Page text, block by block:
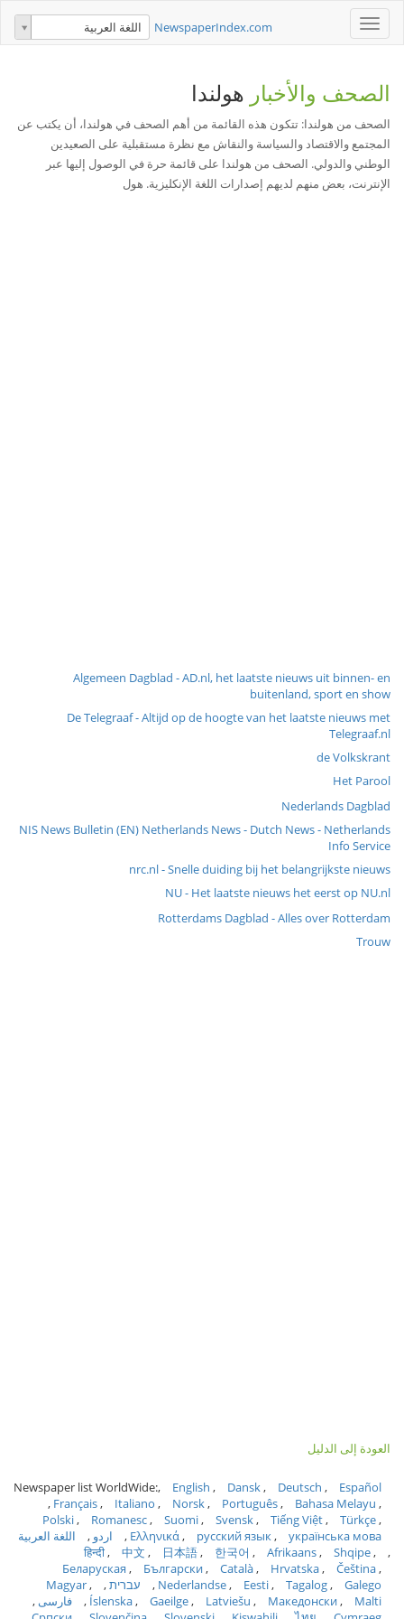
Toggle
navigation
NewspaperIndex.com اللغة العربية
الصحف والأخبار هولندا
الصحف من هولندا: تتكون هذه القائمة من أهم الصحف في هولندا، أن يكتب عن
المجتمع والاقتصاد والسياسة والنقاش مع نظرة مستقبلية على الصعيدين
الوطني والدولي. الصحف من هولندا على قائمة حرة في الوصول إليها عبر
الإنترنت، بعض منهم لديهم إصدارات اللغة الإنكليزية. هول
Algemeen Dagblad - AD.nl, het laatste nieuws uit binnen- en
buitenland, sport en show
De Telegraaf - Altijd op de hoogte van het laatste nieuws met
Telegraaf.nl
de Volkskrant
Het Parool
Nederlands Dagblad
NIS News Bulletin (EN) Netherlands News - Dutch News - Netherlands
Info Service
nrc.nl - Snelle duiding bij het belangrijkste nieuws
NU - Het laatste nieuws het eerst op NU.nl
Rotterdams Dagblad - Alles over Rotterdam
Trouw
العودة إلى الدليل
Newspaper list WorldWide: English Dansk Deutsch
Español
Français
Italiano Norsk Português
Bahasa Melayu
Polski
Romanesc Suomi Svensk Tiếng Việt
Türkçe
Ελληνικά
русский язык українська мова اردو
اللغة العربية
हिन्दी
中文 日本語 한국어 Afrikaans
Shqipe
Беларуская
Български Català Hrvatska
Čeština
Nederlandse
Eesti Tagalog Galego עברית
Magyar
Íslenska
Gaeilge Latviešu Македонски Malti
فارسی